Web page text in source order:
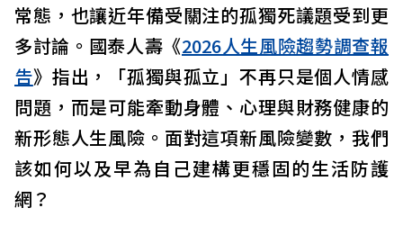
常態，也讓近年備受關注的孤獨死議題受到更
多討論。國泰人壽《2026人生風險趨勢調查報
告》指出，「孤獨與孤立」不再只是個人情感
問題，而是可能牽動身體、心理與財務健康的
新形態人生風險。面對這項新風險變數，我們
該如何以及早為自己建構更穩固的生活防護
網？